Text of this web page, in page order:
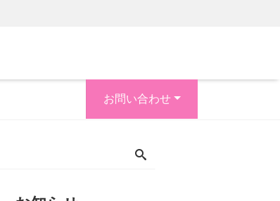
お問い合わせ